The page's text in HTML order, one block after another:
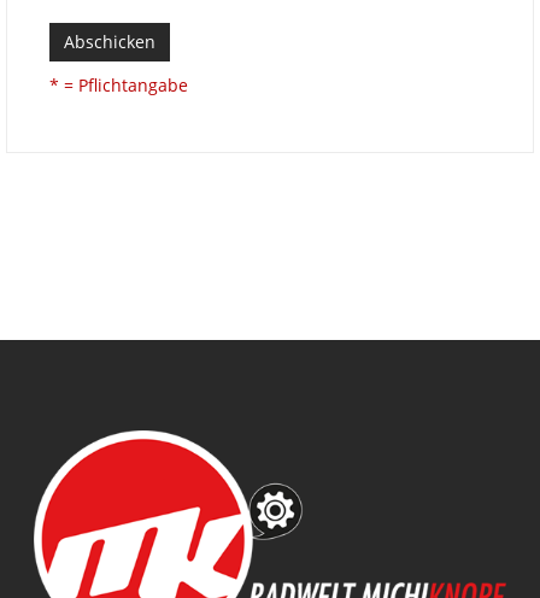
Abschicken
* = Pflichtangabe